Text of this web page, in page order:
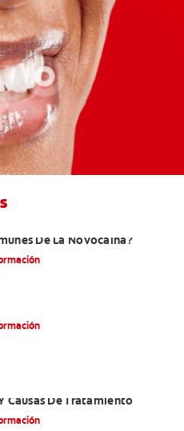
De La Novocaína?
Causas De Tratamiento